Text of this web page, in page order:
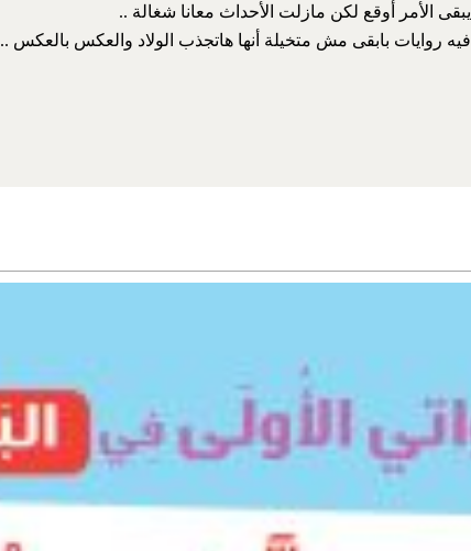
يبقى الأمر أوقع لكن مازلت الأحداث معانا شغالة ..
فيه روايات بابقى مش متخيلة أنها هاتجذب الولاد والعكس بالعكس